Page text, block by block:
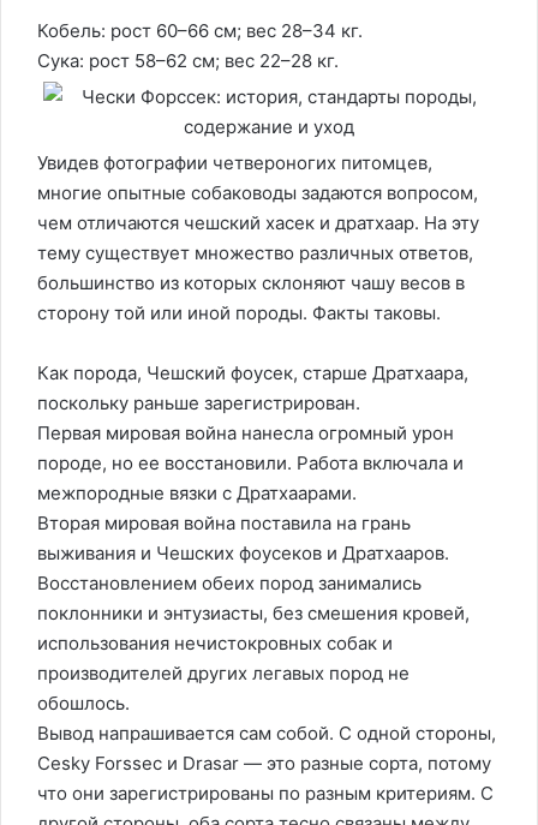
Кобель: рост 60–66 см; вес 28–34 кг.
Сука: рост 58–62 см; вес 22–28 кг.
Увидев фотографии четвероногих питомцев,
многие опытные собаководы задаются вопросом,
чем отличаются чешский хасек и дратхаар. На эту
тему существует множество различных ответов,
большинство из которых склоняют чашу весов в
сторону той или иной породы. Факты таковы.
Как порода, Чешский фоусек, старше Дратхаара,
поскольку раньше зарегистрирован.
Первая мировая война нанесла огромный урон
породе, но ее восстановили. Работа включала и
межпородные вязки с Дратхаарами.
Вторая мировая война поставила на грань
выживания и Чешских фоусеков и Дратхааров.
Восстановлением обеих пород занимались
поклонники и энтузиасты, без смешения кровей,
использования нечистокровных собак и
производителей других легавых пород не
обошлось.
Вывод напрашивается сам собой. С одной стороны,
Cesky Forssec и Drasar — это разные сорта, потому
что они зарегистрированы по разным критериям. С